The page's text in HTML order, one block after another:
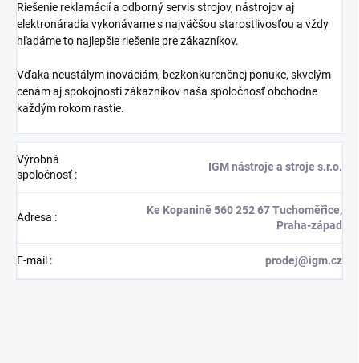
Riešenie reklamácií a odborný servis strojov, nástrojov aj
elektronáradia vykonávame s najväčšou starostlivosťou a vždy
hľadáme to najlepšie riešenie pre zákazníkov.
Vďaka neustálym inováciám, bezkonkurenčnej ponuke, skvelým
cenám aj spokojnosti zákazníkov naša spoločnosť obchodne
každým rokom rastie.
Výrobná
spoločnosť:
IGM nástroje a stroje s.r.o.
Adresa :
Ke Kopanině 560 252 67 Tuchoměřice,
Praha-západ
E-mail : prodej@igm.cz